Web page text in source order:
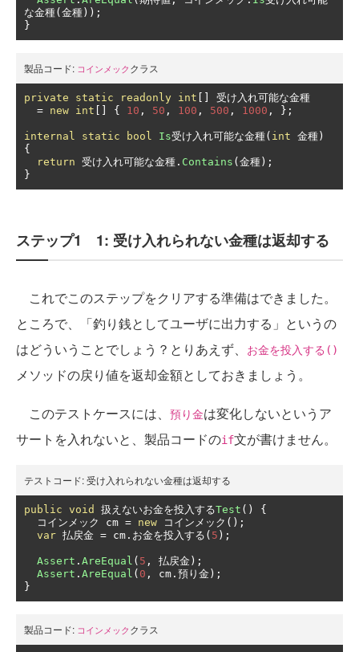
な金種(金種));
}
製品コード: コインメック クラス
private static readonly int
受け入れ可能な金種
= new int { 10 , 50 , 100 , 500 , 1000 , };
internal static bool Is受け入れ可能な金種( int 金種)
{
return 受け入れ可能な金種. Contains (金種);
}
ステップ1 1: 受け入れられない金種は返却する
これでこのステップをクリアする準備はできました。
ところで、「釣り銭としてユーザに出力する」というの
はどういうことでしょう？とりあえず、
お金を投入する()
メソッドの戻り値を返却金額としておきましょう。
このテストケースには、 預り金は変化しないというア
サートを入れないと、製品コードのif文が書けません。
テストコード:受け入れられない金種は返却する
public void 扱えないお金を投入するTest ()
{
コインメック
cm = new
コインメック();
var 払戻金 = cm .お金を投入する( 5 );
Assert . AreEqual ( 5 ,
払戻金);
Assert . AreEqual ( 0 , cm .預り金);
}
製品コード: コインメック クラス